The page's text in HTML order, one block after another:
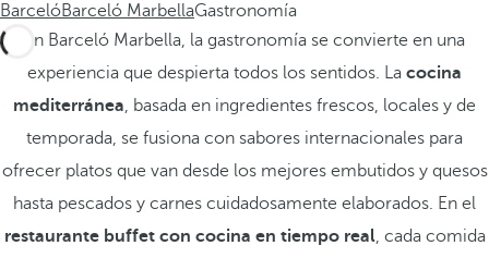
BarcelóBarceló MarbellaGastronomía
En Barceló Marbella, la gastronomía se convierte en una
experiencia que despierta todos los sentidos. La cocina
mediterránea, basada en ingredientes frescos, locales y de
temporada, se fusiona con sabores internacionales para
ofrecer platos que van desde los mejores embutidos y quesos
hasta pescados y carnes cuidadosamente elaborados. En el
restaurante buffet con cocina en tiempo real, cada comida